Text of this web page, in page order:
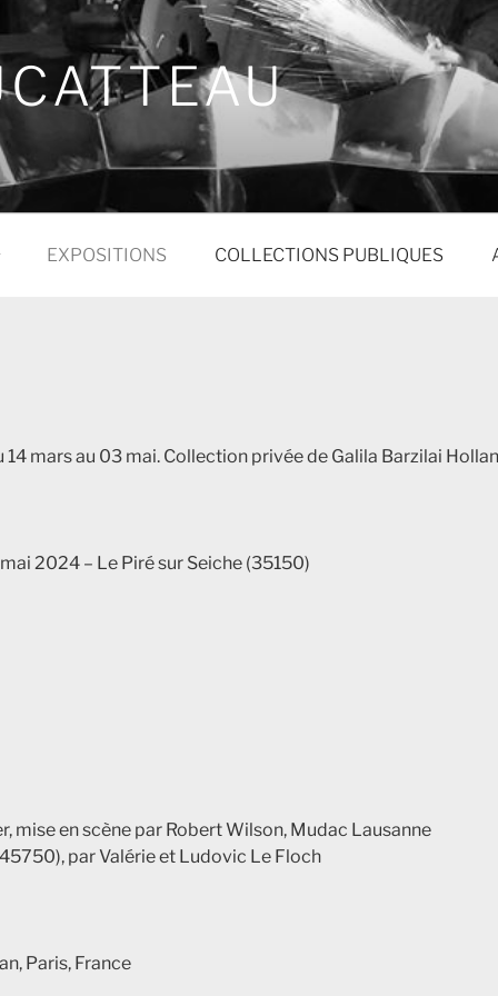
EXPOSITIONS COLLECTIONS PUBLIQUES
14 mars au 03 mai. Collection privée de Galila Barzilai
2024 – Le Piré sur Seiche (35150)
mise en scène par Robert Wilson, Mudac Lausanne
par Valérie et Ludovic Le Floch
Paris, France